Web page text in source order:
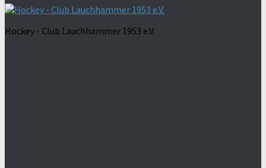
Hockey - Club Lauchhammer 1953 e.V.